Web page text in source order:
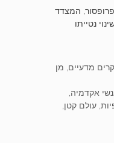
–המצדד
נטייתו
מדעיים, מן
אקדמיה,
,עולם קטן,